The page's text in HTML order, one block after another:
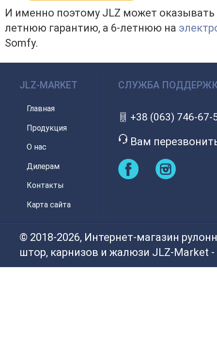
И именно поэтому JLZ может оказывать
летнюю гарантию, а 6-летнюю на
Somfy.
JLZ-MARKET
Главная
Продукция
О нас
Дилерам
Контакты
Карта сайта
СЛУЖБА
+38 (063) 746-67-
Вам
© 2018-2026, Интернет-магазин
штор, карнизов и жалюзи JLZ-Market